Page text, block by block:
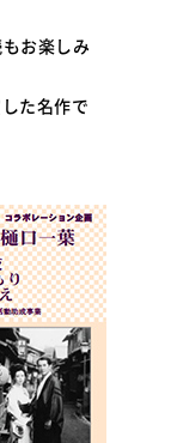
お楽しみ
た名作で